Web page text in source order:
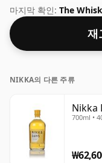
70cl 병에 들어 있습
마지막 확인: The
재
NIKKA의 다른 주류
Nikka
700ml •